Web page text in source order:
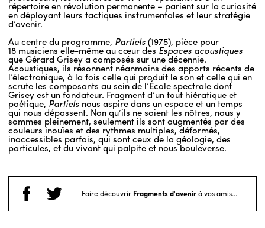
répertoire en révolution permanente – parient sur la curiosité
en déployant leurs tactiques instrumentales et leur stratégie
d’avenir.
Au centre du programme, Partiels(1975), pièce pour
18 musiciens elle-même au cœur des Espaces acoustiques
que Gérard Grisey a composés sur une décennie.
Acoustiques, ils résonnent néanmoins des apports récents de
l’électronique, à la fois celle qui produit le son et celle qui en
scrute les composants au sein de l’École spectrale dont
Grisey est un fondateur. Fragment d’un tout hiératique et
poétique, Partiels nous aspire dans un espace et un temps
qui nous dépassent. Non qu’ils ne soient les nôtres, nous y
sommes pleinement, seulement ils sont augmentés par des
couleurs inouïes et des rythmes multiples, déformés,
inaccessibles parfois, qui sont ceux de la géologie, des
particules, et du vivant qui palpite et nous bouleverse.
Faire découvrir Fragments d'avenirà vos amis...